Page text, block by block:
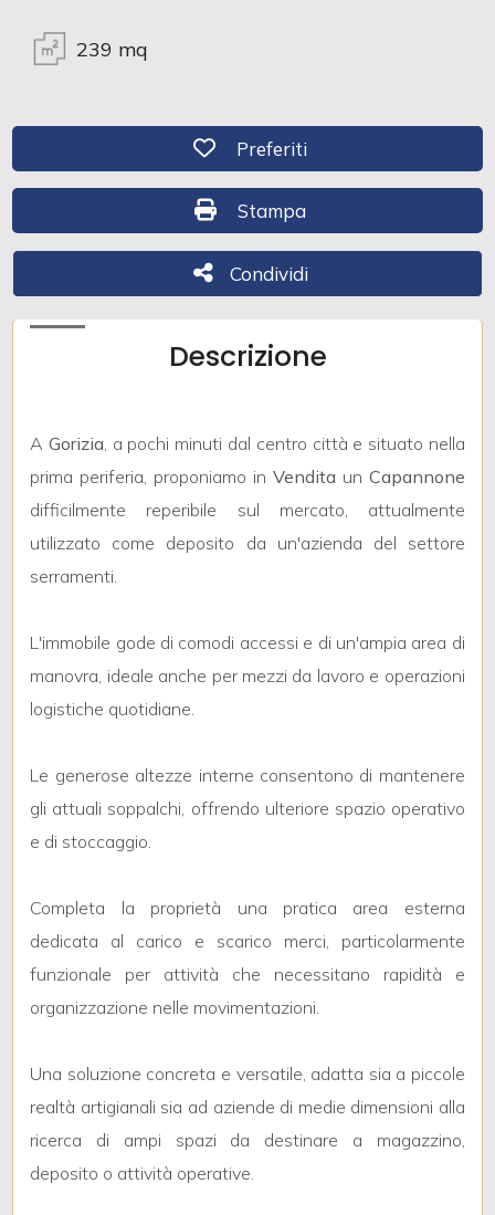
239 mq
Preferiti: Cod. 493
Preferiti
Stampa: Cod. 493
Stampa
Condividi
Condividi
Descrizione
A Gorizia, a pochi minuti dal centro città e situato nella
prima periferia, proponiamo in Vendita un Capannone
difficilmente reperibile sul mercato, attualmente
utilizzato come deposito da un'azienda del settore
serramenti.
L'immobile gode di comodi accessi e di un'ampia area di
manovra, ideale anche per mezzi da lavoro e operazioni
logistiche quotidiane.
Le generose altezze interne consentono di mantenere
gli attuali soppalchi, offrendo ulteriore spazio operativo
e di stoccaggio.
Completa la proprietà una pratica area esterna
dedicata al carico e scarico merci, particolarmente
funzionale per attività che necessitano rapidità e
organizzazione nelle movimentazioni.
Una soluzione concreta e versatile, adatta sia a piccole
realtà artigianali sia ad aziende di medie dimensioni alla
ricerca di ampi spazi da destinare a magazzino,
deposito o attività operative.
Industriali
Prezzo
minimi
Qualsiasi
1
2
3
4
5+
Bagni